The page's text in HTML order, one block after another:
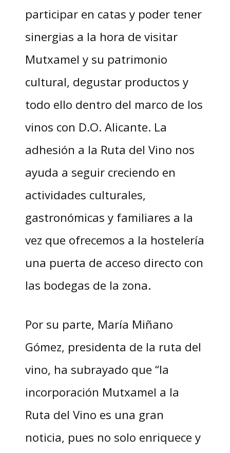
participar en catas y poder tener
sinergias a la hora de visitar
Mutxamel y su patrimonio
cultural, degustar productos y
todo ello dentro del marco de los
vinos con D.O. Alicante. La
adhesión a la Ruta del Vino nos
ayuda a seguir creciendo en
actividades culturales,
gastronómicas y familiares a la
vez que ofrecemos a la hostelería
una puerta de acceso directo con
las bodegas de la zona.
Por su parte, María Miñano
Gómez, presidenta de la ruta del
vino, ha subrayado que “la
incorporación Mutxamel a la
Ruta del Vino es una gran
noticia, pues no solo enriquece y